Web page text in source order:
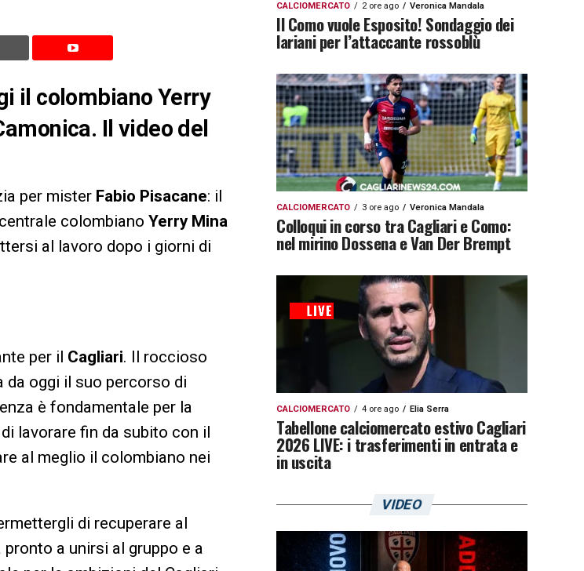
il colombiano Yerry
Il video del
per mister Fabio Pisacane: il
colombiano Yerry Mina
al lavoro dopo i giorni di
per il Cagliari. Il roccioso
da oggi il suo percorso di
è fondamentale per la
lavorare fin da subito con il
al meglio il colombiano nei
di recuperare al
a unirsi al gruppo e a
CALCIOMERCATO 2 ore ago Veronica Mandala
Il Como vuole Esposito! Sondaggio dei
lariani per l’attaccante rossoblù
CALCIOMERCATO 3 ore ago Veronica Mandala
Colloqui in corso tra Cagliari e Como:
nel mirino Dossena e Van Der Brempt
CALCIOMERCATO 4 ore ago Elia Serra
Tabellone calciomercato estivo Cagliari
2026 LIVE: i trasferimenti in entrata e
in uscita
VIDEO